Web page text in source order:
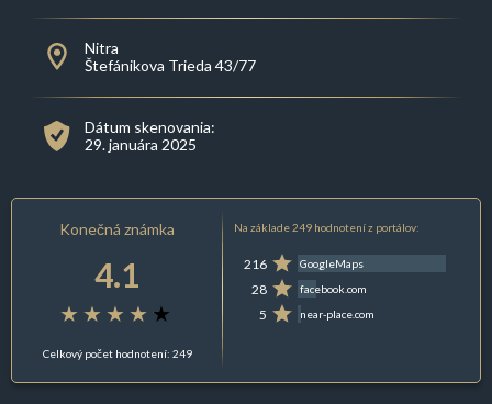
Nitra
Štefánikova Trieda 43/77
Dátum skenovania:
29. januára 2025
Konečná známka
4.1
Celkový počet hodnotení: 249
Na základe 249 hodnotení z portálov:
216 GoogleMaps
28 facebook.com
5 near-place.com